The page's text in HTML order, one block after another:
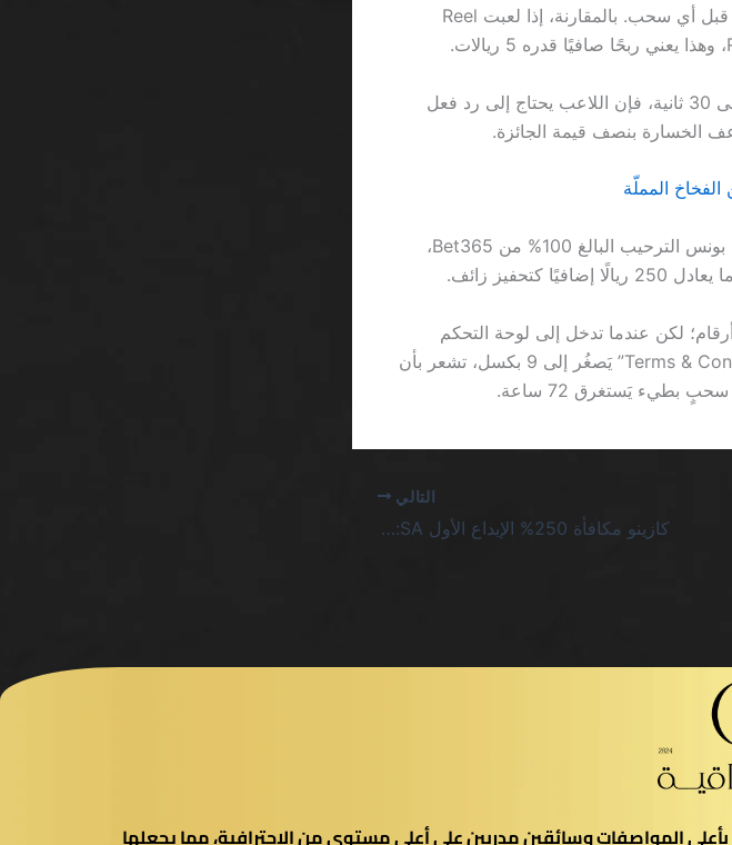
المتوسط على 191 ريالًا فقط، أي خسارة 9 ريالات قبل أي سحب. بالمقارنة، إذا لعبت Reel
وبما أن كل فوز يُسجَّل بنظام “وقت محدود” يمتد إلى 30 ثانية، فإن اللاعب يحتاج إلى رد فعل
الخسارة بنصف قيمة الجائزة.
وفي النهاية، إذا ارتكبت الخطأ الشائع بالاعتماد على بونس الترحيب البالغ 100% من Bet365،
لكن عندما تدخل إلى لوحة التحكم
وتكتشف أن حجم الخط الأصغر في قسم “Terms & Conditions” يَصغُر إلى 9 بكسل، تشعر بأن
يَستغرق 72 ساعة.
التالي
كازينو مكافأة 250% الإيداع الأول SA: حقيقة لا تُقنِّع المستهلكين بسحر الخداع
المواصفات وسائقين مدربين على أعلى مستوى من الاحترافية، مما يجعلها